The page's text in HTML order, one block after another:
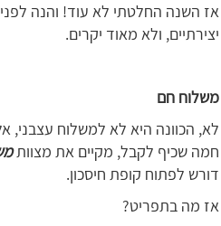
אז השנה החלטתי לא עוד! והנה
יצירתיים, ולא מאוד יקרים.
משלוח חם
לא, הכוונה היא לא למשלוח
חמה שכיף לקבל, מקיים את מצוות
דורש לפתוח קופת חיסכון.
אז מה בתפריט?